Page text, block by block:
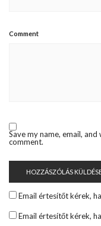
Comment
Save my name, email,
comment.
Email értesítőt kérek,
Email értesítőt kérek,